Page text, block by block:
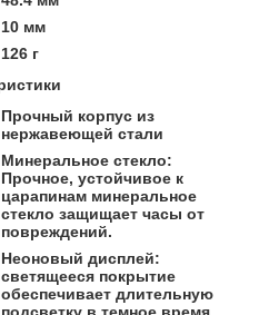
10 мм
126 г
Прочный корпус из
нержавеющей стали
Минеральное стекло:
Прочное, устойчивое к
царапинам минеральное
стекло защищает часы от
повреждений.
Неоновый дисплей:
светящееся покрытие
обеспечивает длительную
подсветку в темное время